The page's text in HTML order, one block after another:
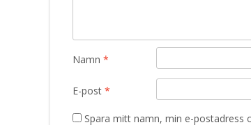
Namn *
E-post *
Spara mitt namn, min e-postadress